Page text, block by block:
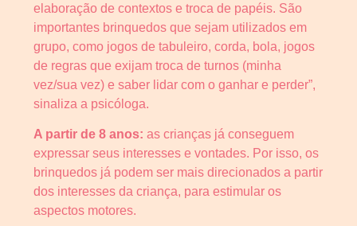
elaboração de contextos e troca de papéis. São
importantes brinquedos que sejam utilizados em
grupo, como jogos de tabuleiro, corda, bola, jogos
de regras que exijam troca de turnos (minha
vez/sua vez) e saber lidar com o ganhar e perder”,
sinaliza a psicóloga.
A partir de 8 anos: as crianças já conseguem
expressar seus interesses e vontades. Por isso, os
brinquedos já podem ser mais direcionados a partir
dos interesses da criança, para estimular os
aspectos motores.